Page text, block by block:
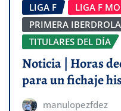
LIGA F
LIGA F
PRIMERA IBERDROLA
TITULARES DEL DÍA
Noticia | Horas
para un fichaje
manulopezfdez